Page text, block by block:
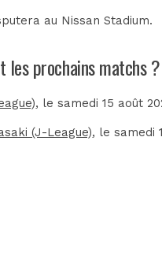
au Nissan Stadium.
les prochains matchs ?
, le samedi 15 août
(J-League), le samedi